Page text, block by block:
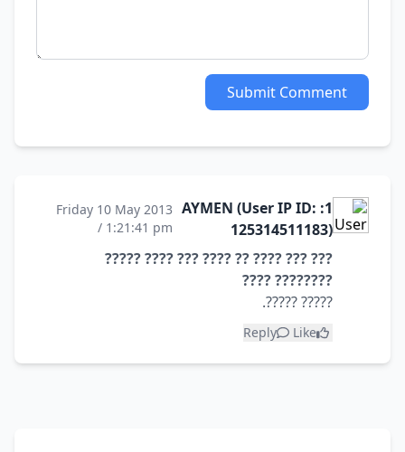
Submit Comment
1: AYMEN (User IP ID:
125314511183)
Friday 10 May 2013
/ 1:21:41 pm
??? ??? ???? ?? ???? ??? ???? ?????
???????? ????
????? ?????.
Like
Reply